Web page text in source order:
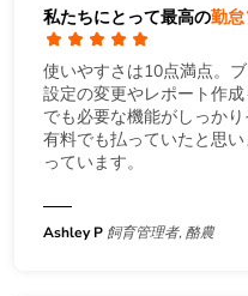
私たちにとって最高の勤怠
使いやすさは10点満点。
設定の変更やレポート作
でも必要な機能がしっか
有料でも払っていたと思
っています。
Ashley P 飼育管理者, 酪農